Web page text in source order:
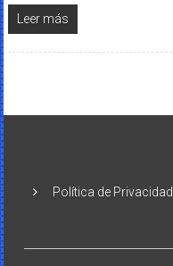
Leer más
Política de Privacidad